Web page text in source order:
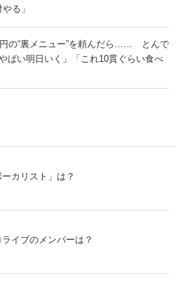
る」
円の“裏メニュー”を頼んだら…… とんで
ばい明日いく」「これ10貫ぐらい食べ
カリスト」は？
イブのメンバーは？